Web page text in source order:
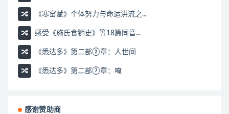
《寒窑赋》个体努力与命运洪流之...
感受《施氏食狮史》等18篇同音...
《悉达多》第二部②章：人世间
《悉达多》第二部⑦章：唵
感谢赞助商